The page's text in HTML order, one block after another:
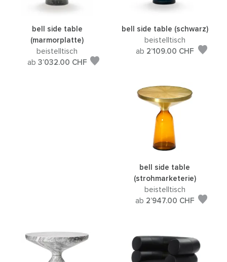
bell side table
(marmorplatte)
beistelltisch
ab 3’032.00 CHF
bell side table (schwarz)
beistelltisch
ab 2’109.00 CHF
bell side table
(strohmarketerie)
beistelltisch
ab 2’947.00 CHF